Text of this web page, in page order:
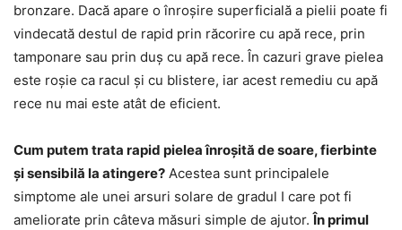
bronzare. Dacă apare o înroșire superficială a pielii poate fi
vindecată destul de rapid prin răcorire cu apă rece, prin
tamponare sau prin duș cu apă rece. În cazuri grave pielea
este roșie ca racul și cu blistere, iar acest remediu cu apă
rece nu mai este atât de eficient.
Cum putem trata rapid pielea înroșită de soare, fierbinte
și sensibilă la atingere? Acestea sunt principalele
simptome ale unei arsuri solare de gradul I care pot fi
ameliorate prin câteva măsuri simple de ajutor.În primul